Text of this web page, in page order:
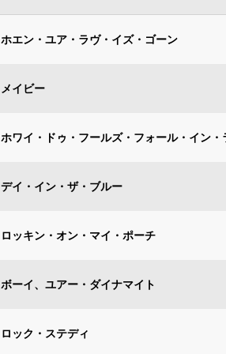
ホエン・ユア・ラヴ・イズ・ゴーン
メイビー
ホワイ・ドゥ・フールズ・フォール・イン・
デイ・イン・ザ・ブルー
ロッキン・オン・マイ・ポーチ
ボーイ、ユアー・ダイナマイト
ロック・ステディ